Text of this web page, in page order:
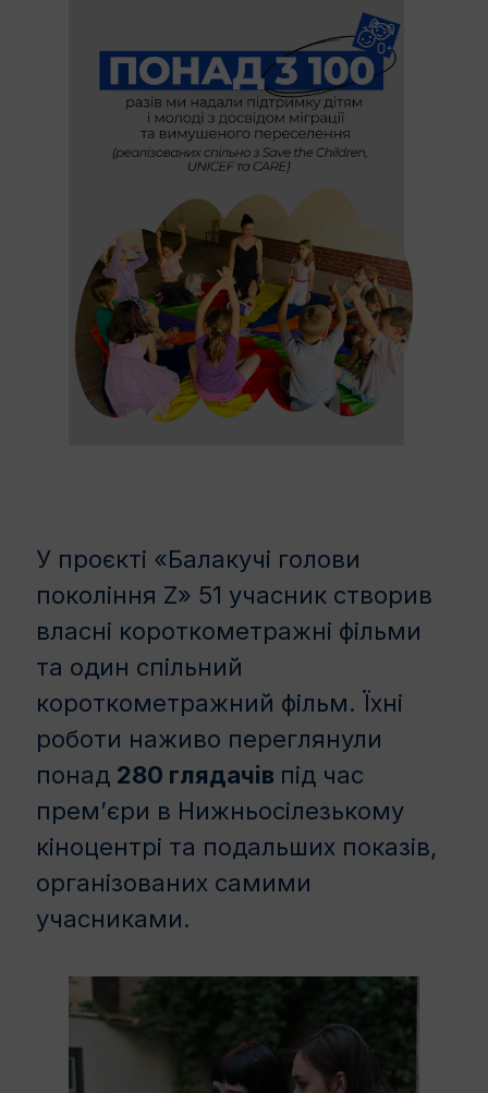
У проєкті «Балакучі голови
покоління Z» 51 учасник створив
власні короткометражні фільми
та один спільний
короткометражний фільм. Їхні
роботи наживо переглянули
понад 280 глядачів під час
прем’єри в Нижньосілезькому
кіноцентрі та подальших показів,
організованих самими
учасниками.